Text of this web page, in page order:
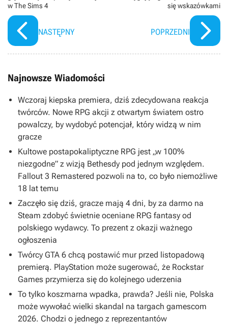
w The Sims 4
NASTĘPNY
się wskazówkami
POPRZEDNI
Najnowsze Wiadomości
Wczoraj kiepska premiera, dziś zdecydowana reakcja
twórców. Nowe RPG akcji z otwartym światem ostro
powalczy, by wydobyć potencjał, który widzą w nim
gracze
Kultowe postapokaliptyczne RPG jest „w 100%
niezgodne” z wizją Bethesdy pod jednym względem.
Fallout 3 Remastered pozwoli na to, co było niemożliwe
18 lat temu
Zaczęło się dziś, gracze mają 4 dni, by za darmo na
Steam zdobyć świetnie oceniane RPG fantasy od
polskiego wydawcy. To prezent z okazji ważnego
ogłoszenia
Twórcy GTA 6 chcą postawić mur przed listopadową
premierą. PlayStation może sugerować, że Rockstar
Games przymierza się do kolejnego uderzenia
To tylko koszmarna wpadka, prawda? Jeśli nie, Polska
może wywołać wielki skandal na targach gamescom
2026. Chodzi o jednego z reprezentantów